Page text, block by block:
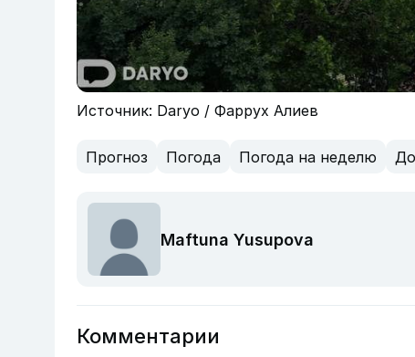
Источник: Daryo / Фаррух Алиев
Прогноз Погода Погода на неделю
Maftuna Yusupova
Комментарии